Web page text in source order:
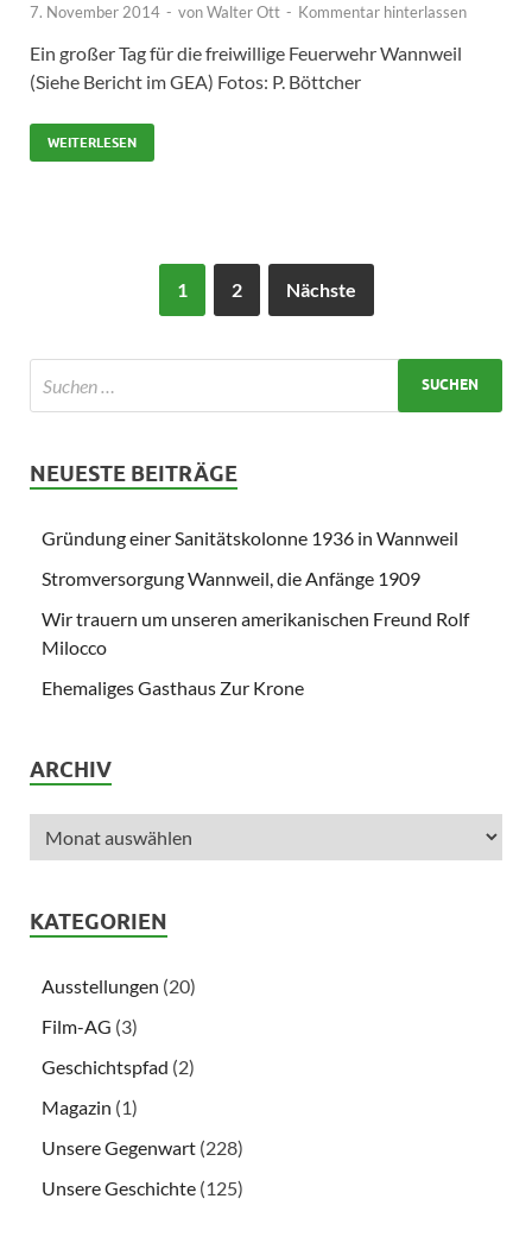
7. November 2014 - vonWalter Ott - Kommentar hinterlassen
Ein großer Tag für die freiwillige Feuerwehr Wannweil
(Siehe Bericht im GEA) Fotos: P. Böttcher
WEITERLESEN
1 2 Nächste
NEUESTE BEITRÄGE
Gründung einer Sanitätskolonne 1936 in Wannweil
Stromversorgung Wannweil, die Anfänge 1909
Wir trauern um unseren amerikanischen Freund Rolf
Milocco
Ehemaliges Gasthaus Zur Krone
ARCHIV
KATEGORIEN
Ausstellungen (20)
Film-AG (3)
Geschichtspfad (2)
Magazin (1)
Unsere Gegenwart (228)
Unsere Geschichte (125)